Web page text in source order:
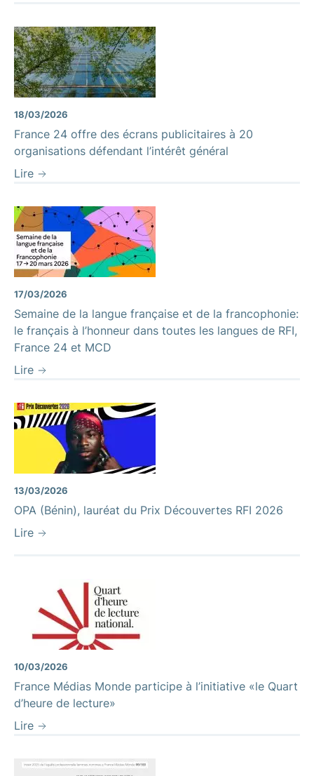
18/03/2026
France 24 offre des écrans publicitaires à 20
organisations défendant l’intérêt général
Lire
17/03/2026
Semaine de la langue française et de la francophonie:
le français à l’honneur dans toutes les langues de RFI,
France 24 et MCD
Lire
13/03/2026
OPA (Bénin), lauréat du Prix Découvertes RFI 2026
Lire
10/03/2026
France Médias Monde participe à l’initiative «le Quart
d’heure de lecture»
Lire